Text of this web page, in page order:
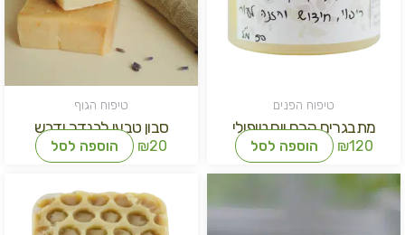
טיפוח הפנים
מתבגרים קרם יום טיפולי
₪120 הוספה לסל
טיפוח הגוף
סבון טבעי לבנדר ודבש
₪20 הוספה לסל
זה